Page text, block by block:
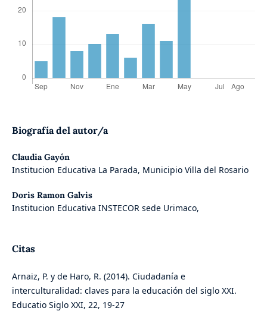
Biografía del autor/a
Claudia Gayón
Institucion Educativa La Parada, Municipio Villa del Rosario
Doris Ramon Galvis
Institucion Educativa INSTECOR sede Urimaco,
Citas
Arnaiz, P. y de Haro, R. (2014). Ciudadanía e
interculturalidad: claves para la educación del siglo XXI.
Educatio Siglo XXI, 22, 19-27